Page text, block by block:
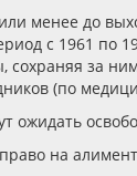
менее до
с 1961 по
сохраняя за
(по
ожидать
на